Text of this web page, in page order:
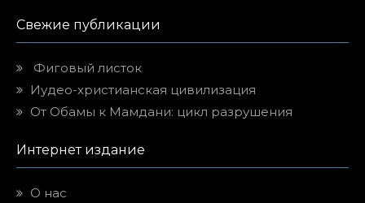
Свежие публикации
Фиговый листок
Иудео-христианская цивилизация
От Обамы к Мамдани: цикл разрушения
Интернет издание
О нас